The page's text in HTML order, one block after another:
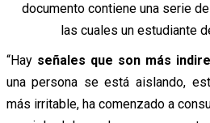
documento contiene una serie
las cuales un estudiante
“Hay señales que son más
una persona se está aislando,
más irritable, ha comenzado a